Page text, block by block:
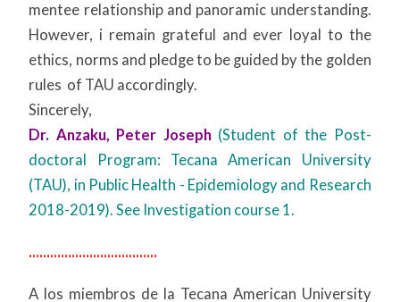
mentee relationship and panoramic understanding.
However, i remain grateful and ever loyal to the
ethics, norms and pledge to be guided by the golden
rules of TAU accordingly.
Sincerely,
Dr. Anzaku, Peter Joseph (Student of the Post-
doctoral Program: Tecana American University
(TAU), in Public Health - Epidemiology and Research
2018-2019).See Investigation course 1.
....................................
A los miembros de la Tecana American University